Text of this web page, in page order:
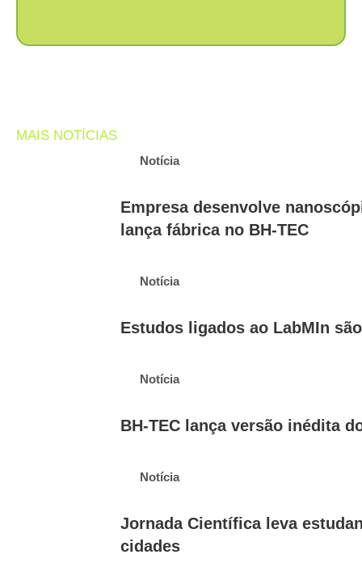
MAIS NOTÍCIAS
Notícia
Empresa desenvolve
lança fábrica no BH-TEC
Notícia
Estudos ligados ao LabMIn
Notícia
BH-TEC lança versão inédita
Notícia
Jornada Científica leva
cidades